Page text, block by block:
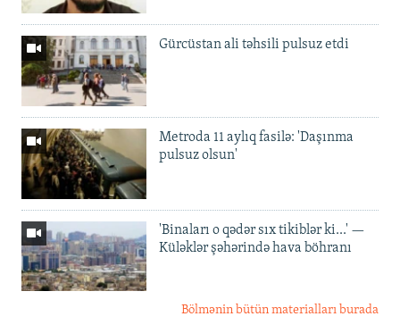
Gürcüstan ali təhsili pulsuz etdi
Metroda 11 aylıq fasilə: 'Daşınma
pulsuz olsun'
'Binaları o qədər sıx tikiblər ki...' —
Küləklər şəhərində hava böhranı
Bölmənin bütün materialları burada